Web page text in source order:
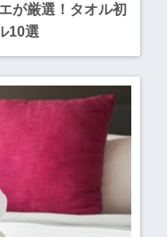
が厳選！タオル初
10選